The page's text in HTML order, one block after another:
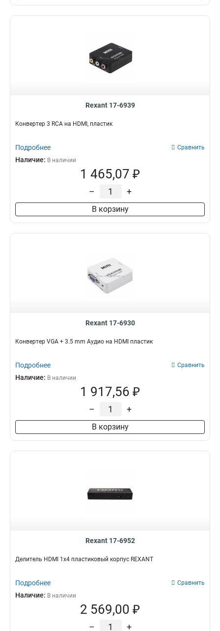
Rexant 17-6939
Конвертер 3 RCA на HDMI, пластик
Подробнее Сравнить
Наличие: В наличии
1 465,07 ₽
– +
В корзину
Rexant 17-6930
Конвертер VGA + 3.5 mm Аудио на HDMI пластик
Подробнее Сравнить
Наличие: В наличии
1 917,56 ₽
– +
В корзину
Rexant 17-6952
Делитель HDMI 1x4 пластиковый корпус REXANT
Подробнее Сравнить
Наличие: В наличии
2 569,00 ₽
– +